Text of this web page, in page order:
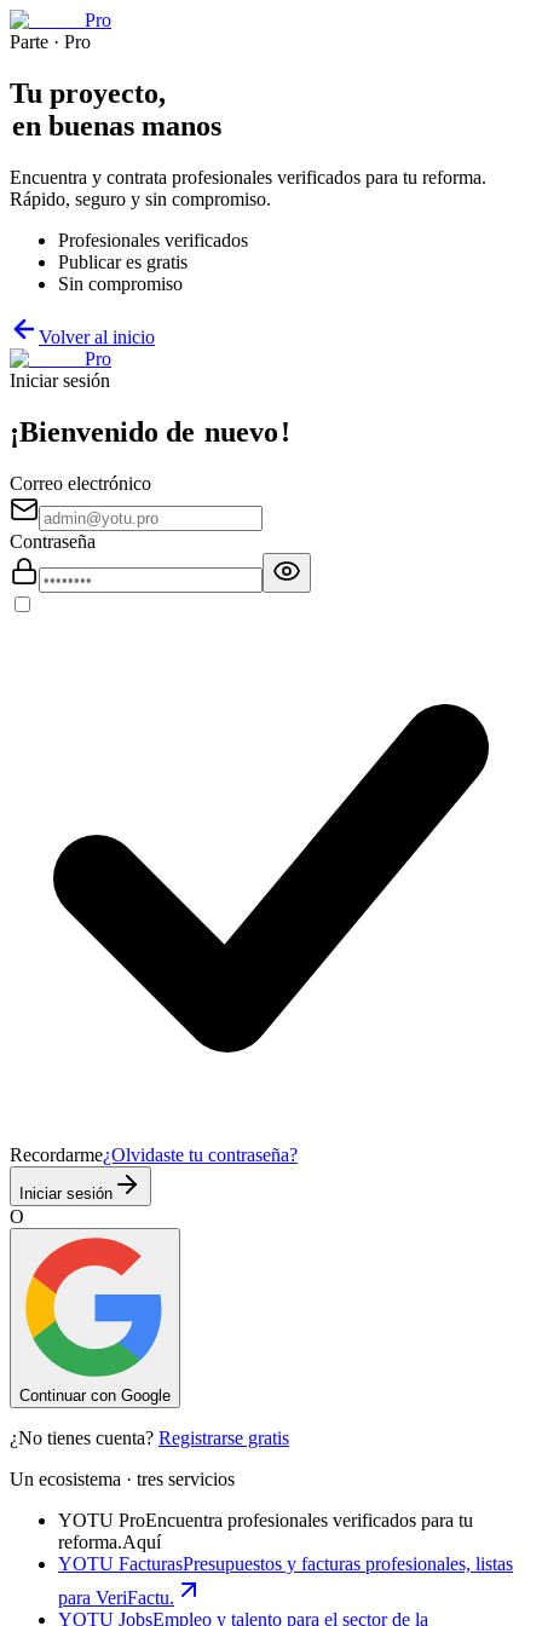
Pro
Parte · Pro
Tu proyecto,
en buenas manos
Encuentra y contrata profesionales verificados para tu reforma.
Rápido, seguro y sin compromiso.
Profesionales verificados
Publicar es gratis
Sin compromiso
Volver al inicio
Pro
Iniciar sesión
¡Bienvenido de nuevo!
Correo electrónico
Contraseña
Recordarme¿Olvidaste tu contraseña?
Iniciar sesión
O
Continuar con Google
¿No tienes cuenta? Registrarse gratis
Un ecosistema · tres servicios
YOTU ProEncuentra profesionales verificados para tu
reforma.Aquí
YOTU FacturasPresupuestos y facturas profesionales, listas
para VeriFactu.
YOTU JobsEmpleo y talento para el sector de la